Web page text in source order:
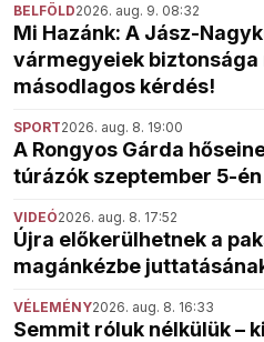
BELFÖLD2026. aug. 9. 08:32
Mi Hazánk: A Jász-
vármegyeiek biztonsága
másodlagos kérdés!
SPORT2026. aug. 8. 19:00
A Rongyos Gárda
túrázók szeptember 5-én
VIDEÓ2026. aug. 8. 17:52
Újra előkerülhetnek a
magánkézbe
VÉLEMÉNY2026. aug. 8. 16:33
Semmit róluk nélkülük –